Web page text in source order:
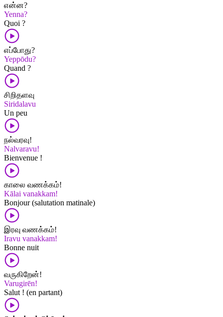
என்ன?
Yenna?
Quoi ?
எப்போது?
Yeppōdu?
Quand ?
சிறிதளவு
Siridalavu
Un peu
நல்வரவு!
Nalvaravu!
Bienvenue !
காலை வணக்கம்!
Kālai vanakkam!
Bonjour (salutation matinale)
இரவு வணக்கம்!
Iravu vanakkam!
Bonne nuit
வருகிறேன்!
Varugirēn!
Salut ! (en partant)